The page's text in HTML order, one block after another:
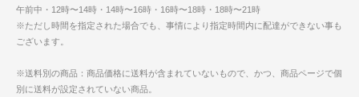
午前中・12時〜14時・14時〜16時・16時〜18時・18時〜21時
※ただし時間を指定された場合でも、事情により指定時間内に配達ができない事も
ございます。
※送料別の商品：商品価格に送料が含まれていないもので、かつ、商品ページで個
別に送料が設定されていない商品。